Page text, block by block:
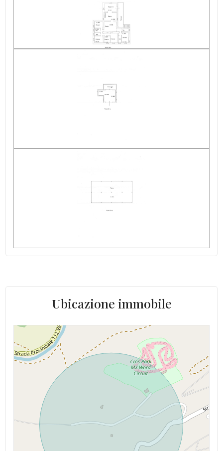
Parquet
Impianto Elettrico : A norma
Doccia
Persiane
Piscina
Ubicazione immobile